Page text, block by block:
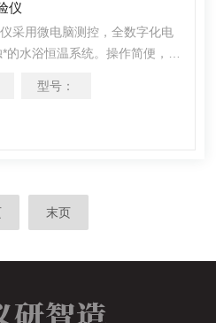
仪
采用微电脑测控，全数字化电
水浴恒温系统。操作简便，性
及化妆品行业检验透皮释度的
型号：
末页